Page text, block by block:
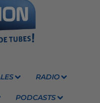
RADIO
PODCASTS